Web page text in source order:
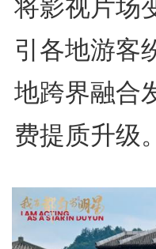
将影视片场
引各地游客
地跨界融合
费提质升级。